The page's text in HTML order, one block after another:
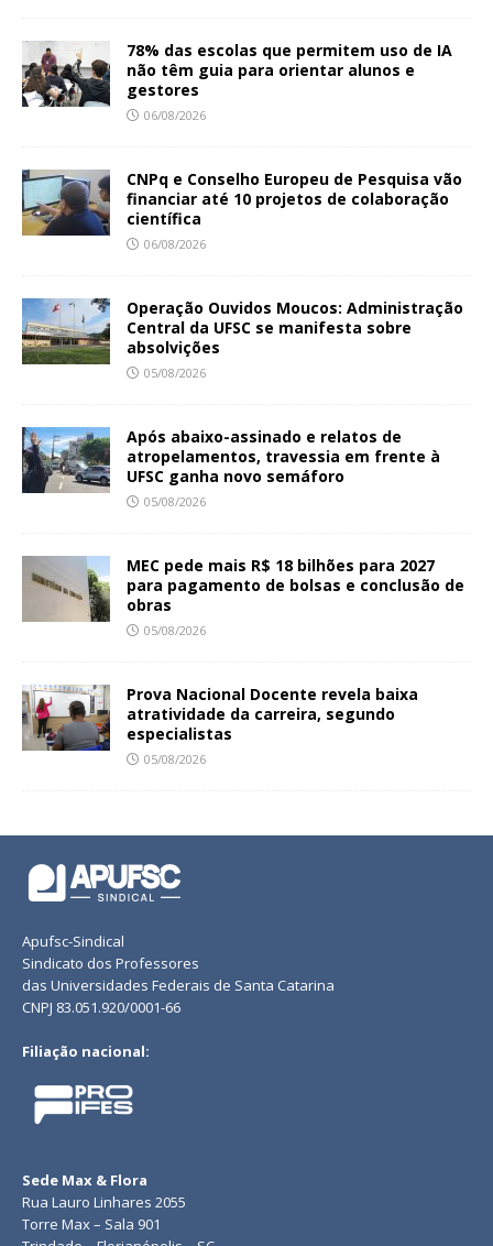
78% das escolas que permitem uso de IA
não têm guia para orientar alunos e
gestores
06/08/2026
CNPq e Conselho Europeu de Pesquisa vão
financiar até 10 projetos de colaboração
científica
06/08/2026
Operação Ouvidos Moucos: Administração
Central da UFSC se manifesta sobre
absolvições
05/08/2026
Após abaixo-assinado e relatos de
atropelamentos, travessia em frente à
UFSC ganha novo semáforo
05/08/2026
MEC pede mais R$ 18 bilhões para 2027
para pagamento de bolsas e conclusão de
obras
05/08/2026
Prova Nacional Docente revela baixa
atratividade da carreira, segundo
especialistas
05/08/2026
Apufsc-Sindical
Sindicato dos Professores
das Universidades Federais de Santa Catarina
CNPJ 83.051.920/0001-66
Filiação nacional:
Sede Max & Flora
Rua Lauro Linhares 2055
Torre Max – Sala 901